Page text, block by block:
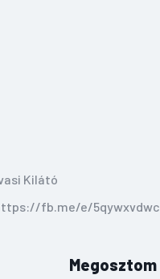
Kilátó
fb.me/e/5qywxvdwc
Megosztom